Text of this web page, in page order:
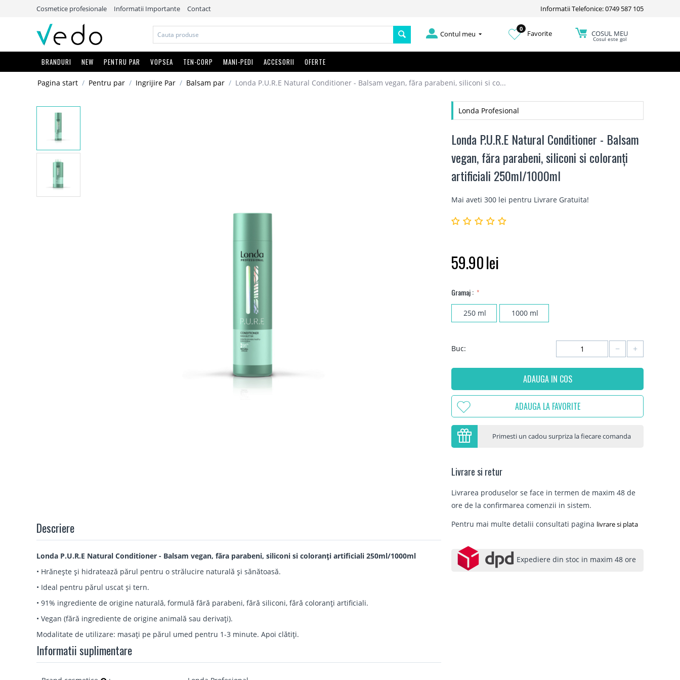
Cosmetice profesionale Informatii Importante Contact Informatii Telefonice: 0749 587 105
Contul meu
0
Favorite COSUL MEU
Cosul este gol
BRANDURI NEW PENTRU PAR VOPSEA TEN-CORP MANI-PEDI ACCESORII OFERTE
Pagina start / Pentru par / Ingrijire Par / Balsam par / Londa P.U.R.E Natural Conditioner - Balsam vegan, făra parabeni, siliconi si co...
Descriere
Londa P.U.R.E Natural Conditioner - Balsam vegan, făra parabeni, siliconi si coloranți artificiali 250ml/1000ml
• Hrănește și hidratează părul pentru o strălucire naturală și sănătoasă.
• Ideal pentru părul uscat și tern.
• 91% ingrediente de origine naturală, formulă fără parabeni, fără siliconi, fără coloranți artificiali.
• Vegan (fără ingrediente de origine animală sau derivați).
Modalitate de utilizare: masați pe părul umed pentru 1-3 minute. Apoi clătiți.
Informatii suplimentare
Londa Profesional
Londa P.U.R.E Natural Conditioner - Balsam
vegan, făra parabeni, siliconi si coloranți
artificiali 250ml/1000ml
Mai aveti 300 lei pentru Livrare Gratuita!
59.90lei
Gramaj :
250 ml 1000 ml
Buc: +
−
ADAUGA IN COS
ADAUGA LA FAVORITE
Primesti un cadou surpriza la fiecare comanda
Livrare si retur
Livrarea produselor se face in termen de maxim 48 de
ore de la confirmarea comenzii in sistem.
Pentru mai multe detalii consultati pagina livrare si plata
Expediere din stoc in maxim 48 ore